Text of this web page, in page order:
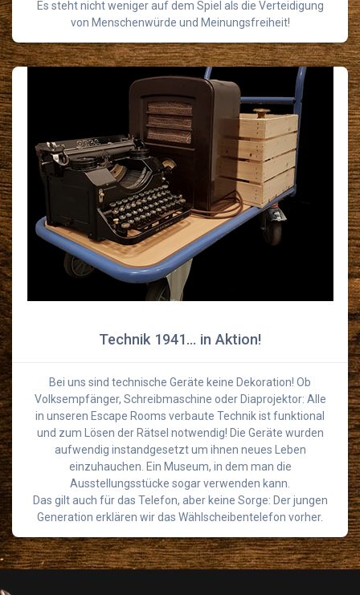
Es steht nicht weniger auf dem Spiel als die Verteidigung
von Menschenwürde und Meinungsfreiheit!
Technik 1941… in Aktion!
Bei uns sind technische Geräte keine Dekoration! Ob
Volksempfänger, Schreibmaschine oder Diaprojektor: Alle
in unseren Escape Rooms verbaute Technik ist funktional
und zum Lösen der Rätsel notwendig! Die Geräte wurden
aufwendig instandgesetzt um ihnen neues Leben
einzuhauchen. Ein Museum, in dem man die
Ausstellungsstücke sogar verwenden kann.
Das gilt auch für das Telefon, aber keine Sorge: Der jungen
Generation erklären wir das Wählscheibentelefon vorher.